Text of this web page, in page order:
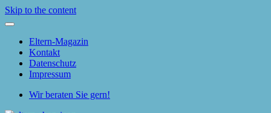
Skip to the content
Eltern-Magazin
Kontakt
Datenschutz
Impressum
Wir beraten Sie gern!